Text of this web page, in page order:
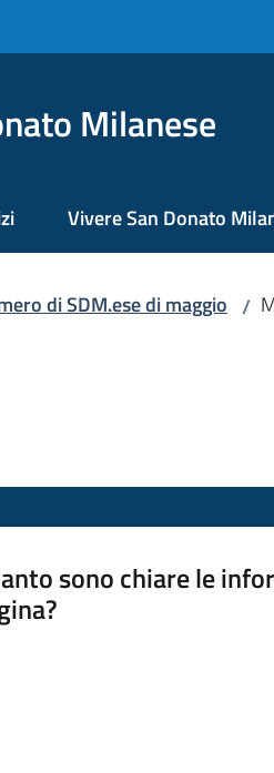
Milanese
Vivere San Donato
di SDM.ese di maggio /
sono chiare le